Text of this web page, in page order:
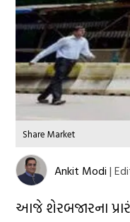
Share Market
Ankit Modi |
આજે શેરબજારના